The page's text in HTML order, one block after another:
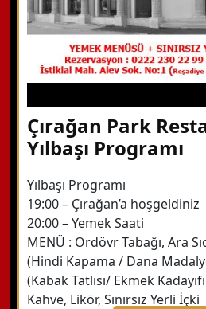
Çırağan Park
Yılbaşı Programı
Yılbaşı Programı
19:00 – Çırağan’a hoşgeldiniz
20:00 – Yemek Saati
MENÜ : Ordövr Tabağı, Ara
(Hindi Kapama / Dana
(Kabak Tatlısı/ Ekmek
Kahve, Likör, Sınırsız Yerli İçki